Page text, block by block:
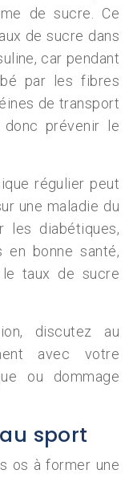
de sucre. Ce
de sucre dans
car pendant
par les fibres
de transport
prévenir le
régulier peut
une maladie du
les diabétiques,
bonne santé,
le taux de sucre
discutez au
avec votre
ou dommage
sport
os à former une